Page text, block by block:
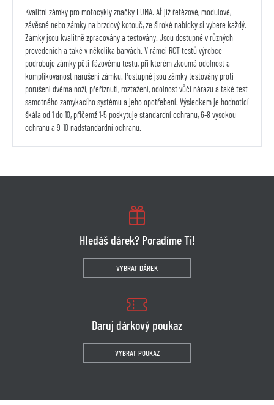
Kvalitní zámky pro motocykly značky LUMA. Ať již řetězové, modulové,
závěsné nebo zámky na brzdový kotouč, ze široké nabídky si vybere každý.
Zámky jsou kvalitně zpracovány a testovány. Jsou dostupné v různých
provedeních a také v několika barvách. V rámci RCT testů výrobce
podrobuje zámky pěti-fázovému testu, při kterém zkoumá odolnost a
komplikovanost narušení zámku. Postupně jsou zámky testovány proti
porušení dvěma noži, přeříznutí, roztažení, odolnost vůči nárazu a také test
samotného zamykacího systému a jeho opotřebení. Výsledkem je hodnotící
škála od 1 do 10, přičemž 1-5 poskytuje standardní ochranu, 6-8 vysokou
ochranu a 9-10 nadstandardní ochranu.
Hledáš dárek? Poradíme Ti!
VYBRAT DÁREK
Daruj dárkový poukaz
VYBRAT POUKAZ